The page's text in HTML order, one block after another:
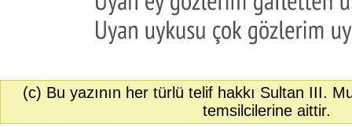
(c) Bu yazının her türlü telif hakkı Sultan III.
temsilcilerine aittir.